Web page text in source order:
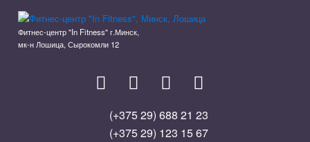
содержимому
Фитнес-центр "In Fitness" г.Минск,
мк-н Лошица, Сырокомли 12
(+375 29) 688 21 23
(+375 29) 123 15 67